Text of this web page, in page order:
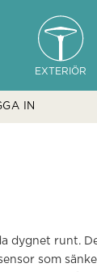
EXTERIÖR
IN
dygnet runt.
som